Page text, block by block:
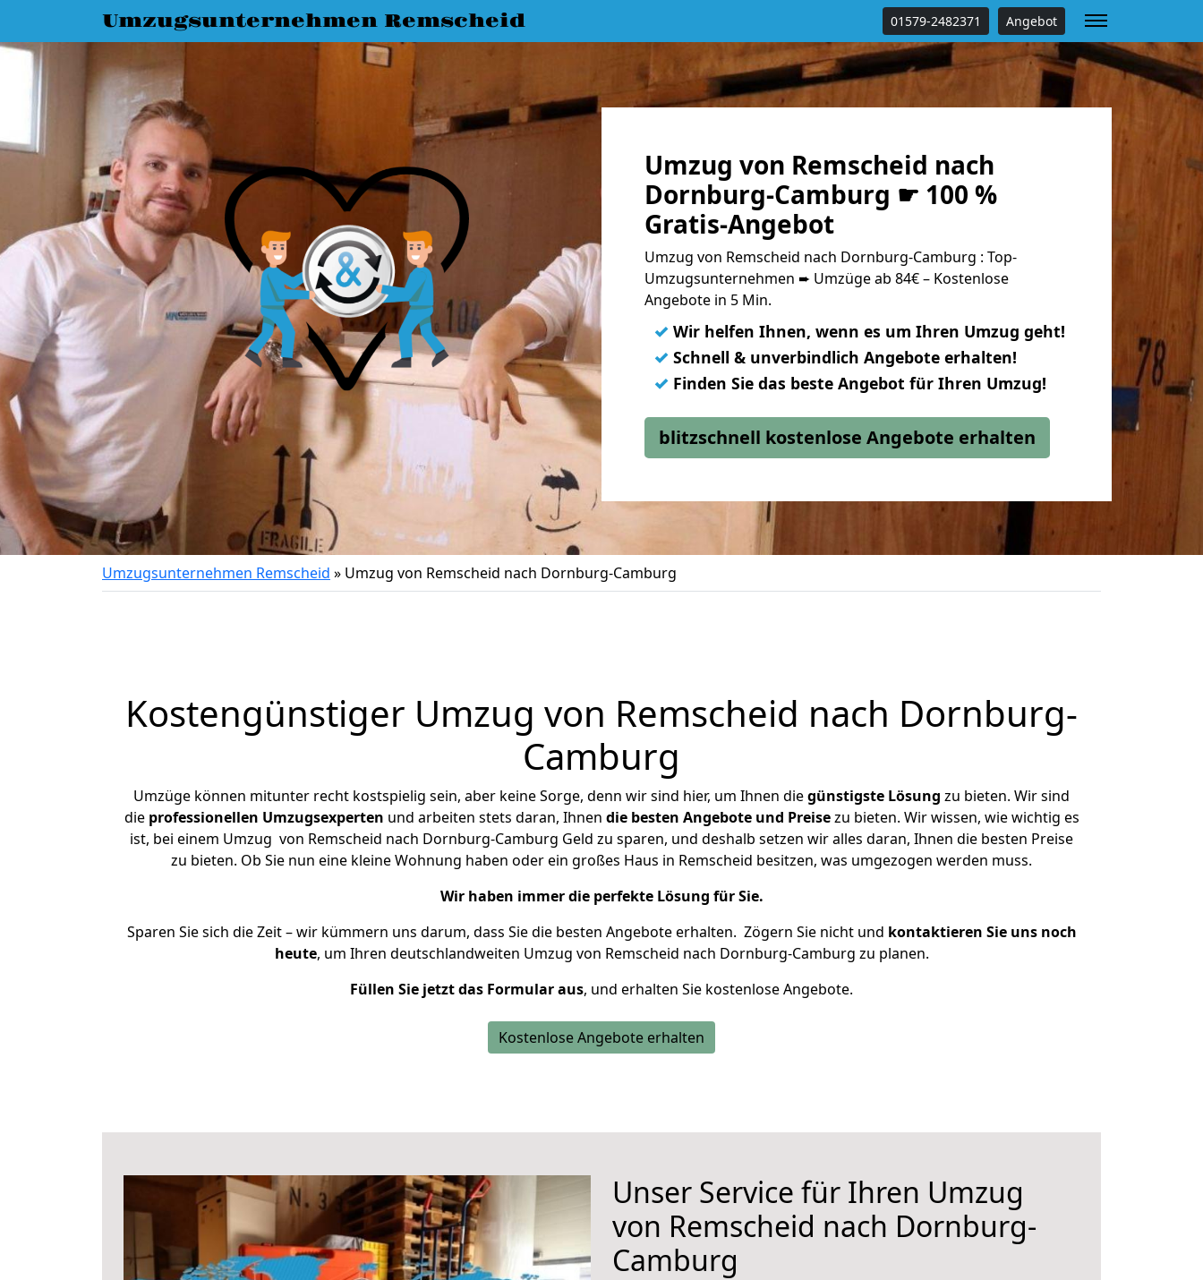
Umzugsunternehmen Remscheid 01579-2482371 Angebot
Umzug von Remscheid nach
Dornburg-Camburg ☛ 100 %
Gratis-Angebot
Umzug von Remscheid nach Dornburg-Camburg : Top-
Umzugsunternehmen ➨ Umzüge ab 84€ – Kostenlose
Angebote in 5 Min.
✓ Wir helfen Ihnen, wenn es um Ihren Umzug geht!
✓ Schnell & unverbindlich Angebote erhalten!
✓ Finden Sie das beste Angebot für Ihren Umzug!
blitzschnell kostenlose Angebote erhalten
Umzugsunternehmen Remscheid » Umzug von Remscheid nach Dornburg-Camburg
Kostengünstiger Umzug von Remscheid nach Dornburg-
Camburg
Umzüge können mitunter recht kostspielig sein, aber keine Sorge, denn wir sind hier, um Ihnen diegünstigste Lösung zu bieten. Wir sind
die professionellen Umzugsexperten und arbeiten stets daran, Ihnen die besten Angebote und Preisezu bieten. Wir wissen, wie wichtig es
ist, bei einem Umzug von Remscheid nach Dornburg-Camburg Geld zu sparen, und deshalb setzen wir alles daran, Ihnen die besten Preise
zu bieten. Ob Sie nun eine kleine Wohnung haben oder ein großes Haus in Remscheid besitzen, was umgezogen werden muss.
Wir haben immer die perfekte Lösung für Sie.
Sparen Sie sich die Zeit – wir kümmern uns darum, dass Sie die besten Angebote erhalten. Zögern Sie nicht und kontaktieren Sie uns noch
heute, um Ihren deutschlandweiten Umzug von Remscheid nach Dornburg-Camburg zu planen.
Füllen Sie jetzt das Formular aus, und erhalten Sie kostenlose Angebote.
Kostenlose Angebote erhalten
Unser Service für Ihren Umzug
von Remscheid nach Dornburg-
Camburg